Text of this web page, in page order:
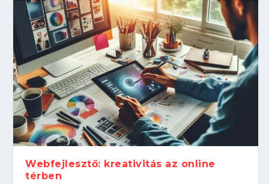
Hogyan készíts ATS-barát önéletrajzot?
Így növelheted az esélyedet az
állásinterjúra...
Kitalálod, mire használják ezeket a
gépeket?
Nem sikerült az egyetemi felvételi?
Tanulj szakmát!
Szoftverfejlesztő: verseny kódban –
amikor néhány sor program dönti el a
világversenyt...
Webfejlesztő: kreativitás az online
térben